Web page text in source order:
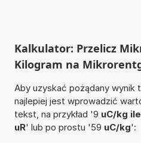
Kalkulator: Przelicz
Kilogram na
Aby uzyskać pożądany wynik
najlepiej jest wprowadzić
tekst, na przykład '9 uC/kg
uR' lub po prostu '59 uC/kg':